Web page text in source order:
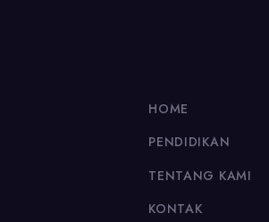
HOME
PENDIDIKAN
TENTANG KAMI
KONTAK